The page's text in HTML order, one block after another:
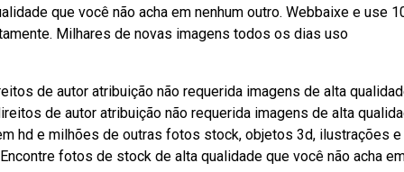
que você não acha em nenhum outro. Webbaixe e use
Milhares de novas imagens todos os dias uso
de autor atribuição não requerida imagens de alta
de autor atribuição não requerida imagens de alta
hd e milhões de outras fotos stock, objetos 3d, ilustrações e
fotos de stock de alta qualidade que você não acha